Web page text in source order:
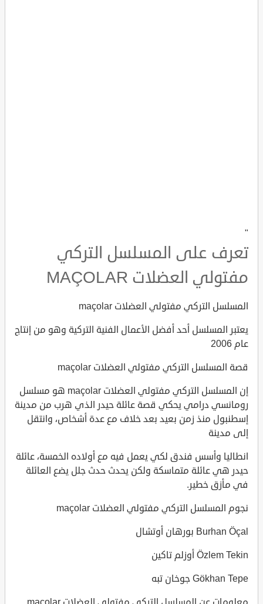
"
تعرف على المسلسل التركي
مفتولي العضلات MAÇOLAR
المسلسل التركي مفتولي العضلات maçolar
يعتبر المسلسل أحد أفضل الأعمال الفنية التركية وهو من إنتاج
عام 2006
قصة المسلسل التركي مفتولي العضلات maçolar
إن المسلسل التركي مفتولي العضلات maçolar هو مسلسل
رومانسي درامي يحكي قصة عائلة حيدر الذي هرب من مدينة
إسطنبول منذ زمن بعيد بعد خلاف مع عدة أشخاص، وانتقل
إلى مدينة
انطاليا وأسس فندق لكي يعمل فيه مع أولاده الخمسة، عائلة
حيدر هي عائلة متماسكة ولكن يحدث حدث جلل يضع العائلة
في مأزق خطير.
نجوم المسلسل التركي مفتولي العضلات maçolar
Burhan Öçal بورهان أوتشال
Özlem Tekin أوزلم تاكين
Gökhan Tepe جوخان تبه